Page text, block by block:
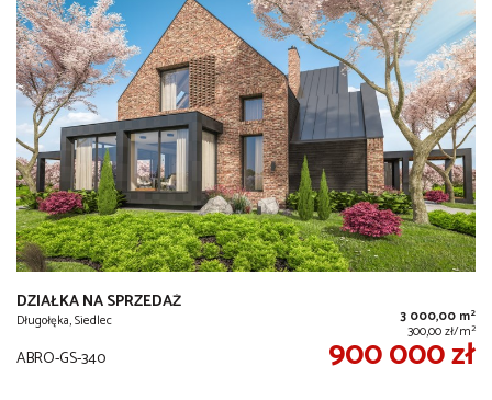
DZIAŁKA NA SPRZEDAŻ
Długołęka, Siedlec 3 000,00 m2
300,00 zł/m2
ABRO-GS-340 900 000 zł